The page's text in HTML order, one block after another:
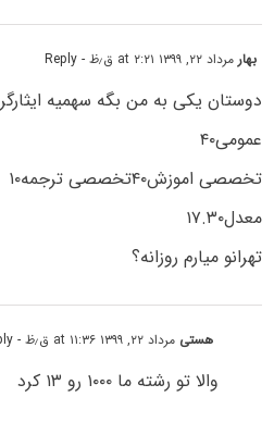
بهارمرداد ۲۲, ۱۳۹۹ at ۲:۲۱ ق٫ظ - Reply
دوستان یکی به من بگه سهمیه
عمومی۴۰
تخصصی اموزش۴۰تخصصی ترجمه۱۰
معدل۱۷.۳۰
تهرانو میارم روزانه؟
هستی مرداد ۲۲, ۱۳۹۹ at ۱۱:۳۶ ق٫ظ - Reply
والا تو رشته ما ۱۰۰۰ رو ۱۳ کرد